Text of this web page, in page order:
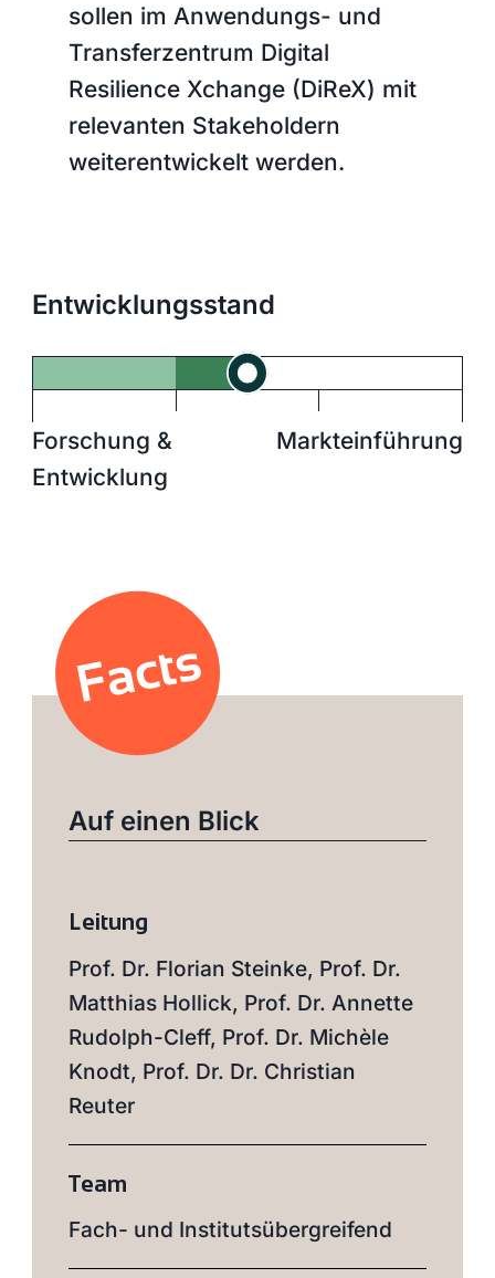
sollen im Anwendungs- und
Transferzentrum Digital
Resilience Xchange (DiReX) mit
relevanten Stakeholdern
weiterentwickelt werden.
Entwicklungsstand
Forschung &
Entwicklung
Markteinführung
Auf einen Blick
Leitung
Prof. Dr. Florian Steinke, Prof. Dr.
Matthias Hollick, Prof. Dr. Annette
Rudolph-Cleff, Prof. Dr. Michèle
Knodt, Prof. Dr. Dr. Christian
Reuter
Team
Fach- und Institutsübergreifend